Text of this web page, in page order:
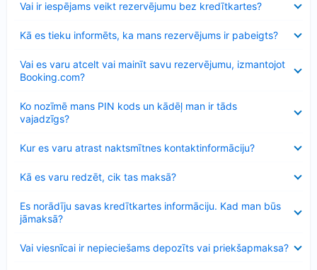
Vai ir iespējams veikt rezervējumu bez kredītkartes?
Kā es tieku informēts, ka mans rezervējums ir pabeigts?
Vai es varu atcelt vai mainīt savu rezervējumu, izmantojot
Booking.com?
Ko nozīmē mans PIN kods un kādēļ man ir tāds
vajadzīgs?
Kur es varu atrast naktsmītnes kontaktinformāciju?
Kā es varu redzēt, cik tas maksā?
Es norādīju savas kredītkartes informāciju. Kad man būs
jāmaksā?
Vai viesnīcai ir nepieciešams depozīts vai priekšapmaksa?